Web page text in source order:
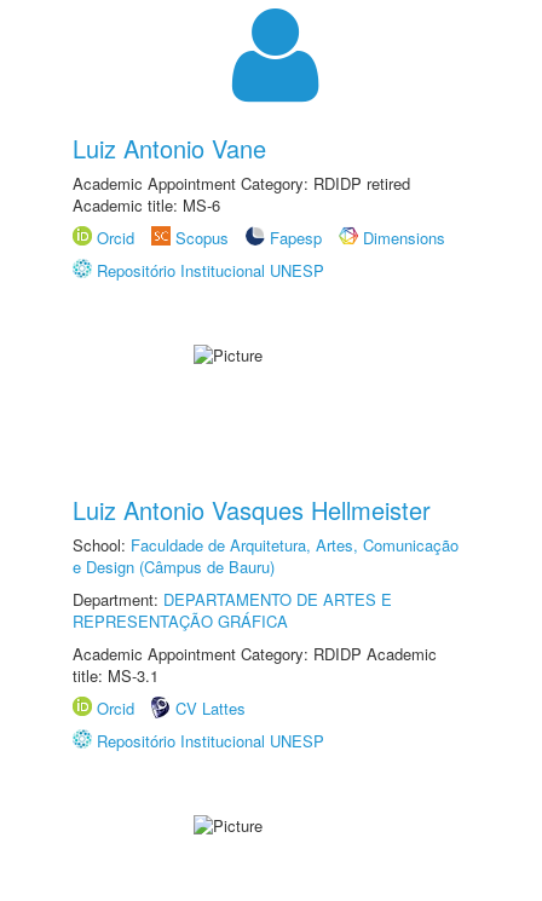
Luiz Antonio Vane
Academic Appointment Category: RDIDP retired
Academic title: MS-6
Orcid
Scopus Fapesp
Dimensions
Repositório Institucional UNESP
Luiz Antonio Vasques Hellmeister
School: Faculdade de Arquitetura, Artes, Comunicação
e Design (Câmpus de Bauru)
Department: DEPARTAMENTO DE ARTES E
REPRESENTAÇÃO GRÁFICA
Academic Appointment Category: RDIDP Academic
title: MS-3.1
Orcid
CV Lattes
Repositório Institucional UNESP